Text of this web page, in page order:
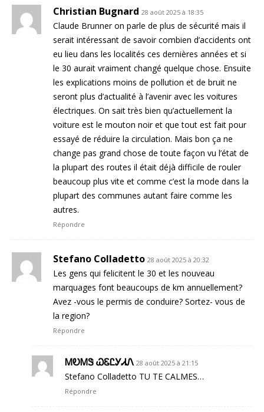
Christian Bugnard 28 août 2025 à 18:35
Claude Brunner on parle de plus de sécurité mais il
serait intéressant de savoir combien d’accidents ont
eu lieu dans les localités ces dernières années et si
le 30 aurait vraiment changé quelque chose. Ensuite
les explications moins de pollution et de bruit ne
seront plus d’actualité à l’avenir avec les voitures
électriques. On sait très bien qu’actuellement la
voiture est le mouton noir et que tout est fait pour
essayé de réduire la circulation. Mais bon ça ne
change pas grand chose de toute façon vu l’état de
la plupart des routes il était déjà difficile de rouler
beaucoup plus vite et comme c’est la mode dans la
plupart des communes autant faire comme les
autres.
Répondre
Stefano Colladetto 28 août 2025 à 20:32
Les gens qui felicitent le 30 et les nouveau
marquages font beaucoups de km annuellement?
Avez -vous le permis de conduire? Sortez- vous de
la region?
Répondre
ᎷᎧᎷᏕ ᏇᏋᏝᎩᏗᏁ 28 août 2025 à 21:15
Stefano Colladetto TU TE CALMES…
Répondre